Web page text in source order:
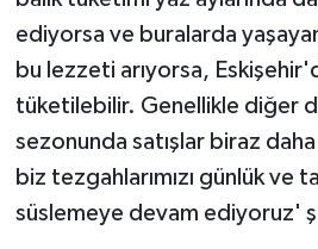
ediyorsa ve buralarda
bu lezzeti arıyorsa,
tüketilebilir. Genellikle diğer
sezonunda satışlar biraz
biz tezgahlarımızı günlük ve
süslemeye devam ediyoruz'